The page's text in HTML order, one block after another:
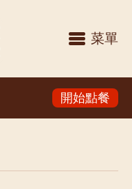
菜單
開始點餐